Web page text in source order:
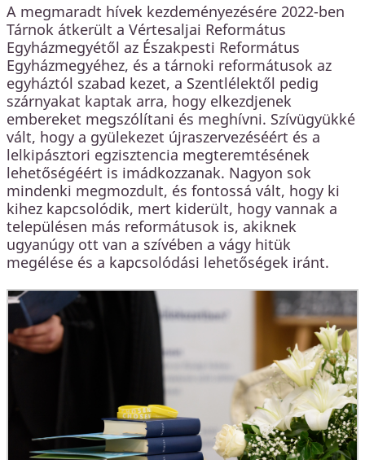
A megmaradt hívek kezdeményezésére 2022-ben
Tárnok átkerült a Vértesaljai Református
Egyházmegyétől az Északpesti Református
Egyházmegyéhez, és a tárnoki reformátusok az
egyháztól szabad kezet, a Szentlélektől pedig
szárnyakat kaptak arra, hogy elkezdjenek
embereket megszólítani és meghívni. Szívügyükké
vált, hogy a gyülekezet újraszervezéséért és a
lelkipásztori egzisztencia megteremtésének
lehetőségéért is imádkozzanak. Nagyon sok
mindenki megmozdult, és fontossá vált, hogy ki
kihez kapcsolódik, mert kiderült, hogy vannak a
településen más reformátusok is, akiknek
ugyanúgy ott van a szívében a vágy hitük
megélése és a kapcsolódási lehetőségek iránt.